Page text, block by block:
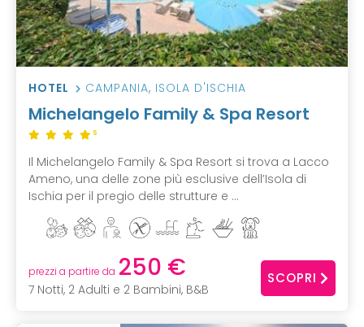
HOTEL CAMPANIA, ISOLA D'ISCHIA
Michelangelo Family & Spa Resort
S
Il Michelangelo Family & Spa Resort si trova a Lacco
Ameno, una delle zone più esclusive dell’Isola di
Ischia per il pregio delle strutture e ...
prezzi a partire da 250 €
7 Notti, 2 Adulti e 2 Bambini, B&B
SCOPRI